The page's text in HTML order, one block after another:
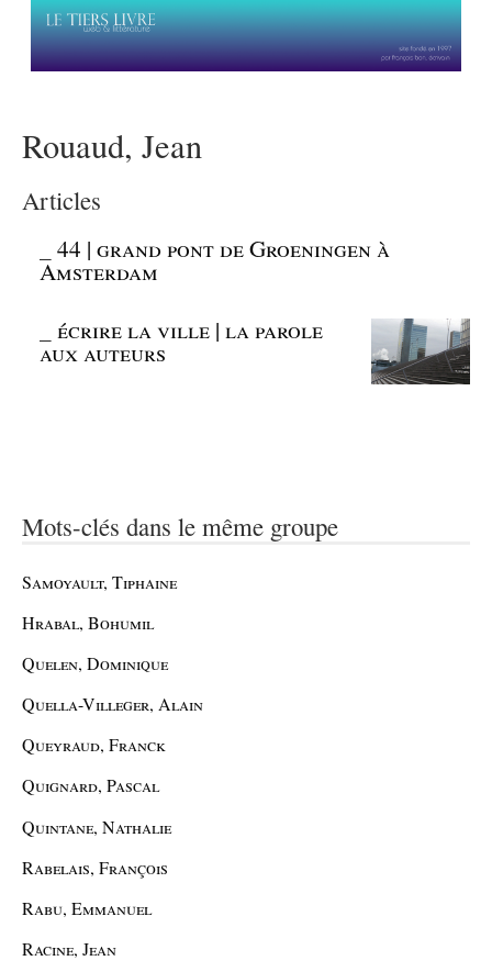
Rouaud, Jean
Articles
_44 | grand pont de Groeningen à
Amsterdam
_écrire la ville | la parole
aux auteurs
Mots-clés dans le même groupe
Samoyault, Tiphaine
Hrabal, Bohumil
Quelen, Dominique
Quella-Villeger, Alain
Queyraud, Franck
Quignard, Pascal
Quintane, Nathalie
Rabelais, François
Rabu, Emmanuel
Racine, Jean